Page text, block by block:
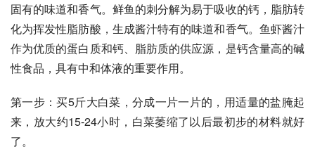
固有的味道和香气。鲜鱼的刺分解为易于吸收的钙，脂肪转
化为挥发性脂肪酸，生成酱汁特有的味道和香气。鱼虾酱汁
作为优质的蛋白质和钙、脂肪质的供应源，是钙含量高的碱
性食品，具有中和体液的重要作用。
第一步：买5斤大白菜，分成一片一片的，用适量的盐腌起
来，放大约15-24小时，白菜萎缩了以后最初步的材料就好
了。